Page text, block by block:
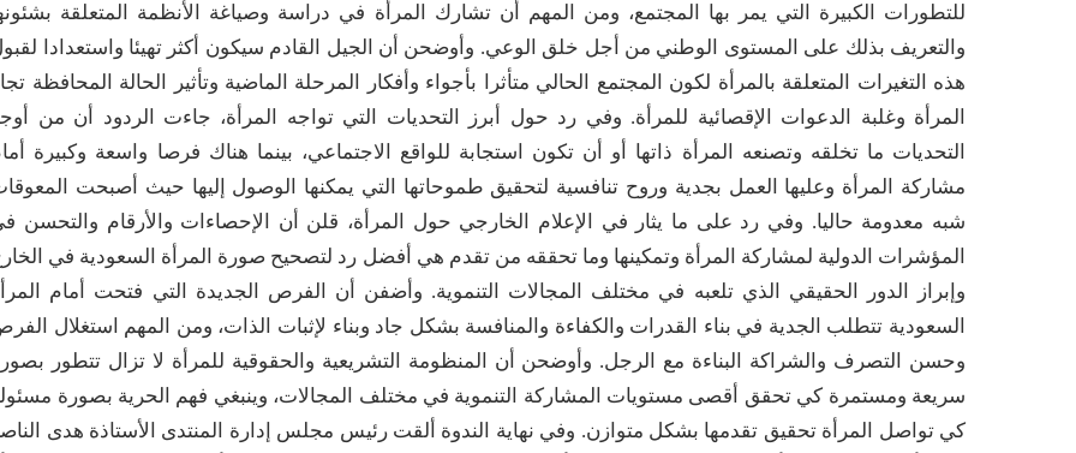
للتطورات الكبيرة التي يمر بها المجتمع، ومن المهم أن تشارك المرأة في دراسة وصياغة الأنظمة المتعلقة
والتعريف بذلك على المستوى الوطني من أجل خلق الوعي. وأوضحن أن الجيل القادم سيكون أكثر تهيئا واستعدادا
هذه التغيرات المتعلقة بالمرأة لكون المجتمع الحالي متأثرا بأجواء وأفكار المرحلة الماضية وتأثير الحالة المحافظة
المرأة وغلبة الدعوات الإقصائية للمرأة. وفي رد حول أبرز التحديات التي تواجه المرأة، جاءت الردود أن من
التحديات ما تخلقه وتصنعه المرأة ذاتها أو أن تكون استجابة للواقع الاجتماعي، بينما هناك فرصا واسعة وكبيرة
مشاركة المرأة وعليها العمل بجدية وروح تنافسية لتحقيق طموحاتها التي يمكنها الوصول إليها حيث أصبحت
شبه معدومة حاليا. وفي رد على ما يثار في الإعلام الخارجي حول المرأة، قلن أن الإحصاءات والأرقام والتحسن
المؤشرات الدولية لمشاركة المرأة وتمكينها وما تحققه من تقدم هي أفضل رد لتصحيح صورة المرأة السعودية في
وإبراز الدور الحقيقي الذي تلعبه في مختلف المجالات التنموية. وأضفن أن الفرص الجديدة التي فتحت أمام
السعودية تتطلب الجدية في بناء القدرات والكفاءة والمنافسة بشكل جاد وبناء لإثبات الذات، ومن المهم استغلال
وحسن التصرف والشراكة البناءة مع الرجل. وأوضحن أن المنظومة التشريعية والحقوقية للمرأة لا تزال تتطور
سريعة ومستمرة كي تحقق أقصى مستويات المشاركة التنموية في مختلف المجالات، وينبغي فهم الحرية بصورة
كي تواصل المرأة تحقيق تقدمها بشكل متوازن. وفي نهاية الندوة ألقت رئيس مجلس إدارة المنتدى الأستاذة هدى